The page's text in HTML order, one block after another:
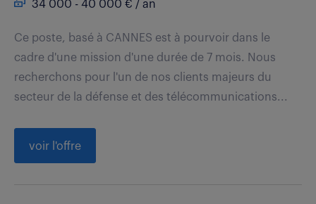
34 000 - 40 000 € / an
Ce poste, basé à CANNES est à pourvoir dans le
cadre d'une mission d'une durée de 7 mois. Nous
recherchons pour l'un de nos clients majeurs du
secteur de la défense et des télécommunications...
voir l'offre